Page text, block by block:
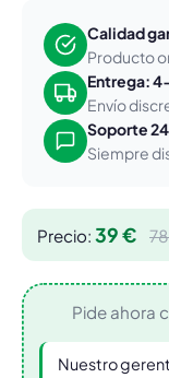
Calidad
Producto
Entrega:
Envío
Soporte
Siempre
Precio: 39 €
Pide ahora
Nuestro